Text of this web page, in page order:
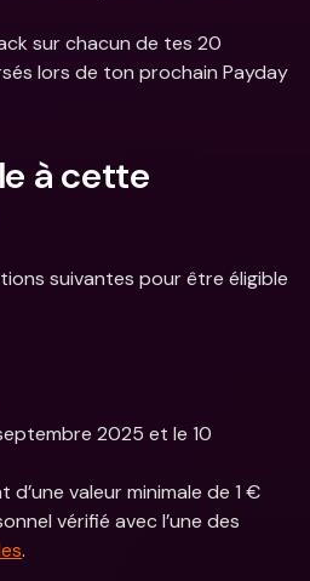
sur chacun de tes 20
lors de ton prochain Payday
à cette
suivantes pour être éligible
2025 et le 10
valeur minimale de 1 €
.